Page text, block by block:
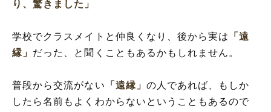
り、驚きました」
学校でクラスメイトと仲良くなり、後から実は
「遠
縁」 だった、と聞くこともあるかもしれません。
普段から交流がない 「遠縁」 の人であれば、もしか
したら名前もよくわからないということもあるので